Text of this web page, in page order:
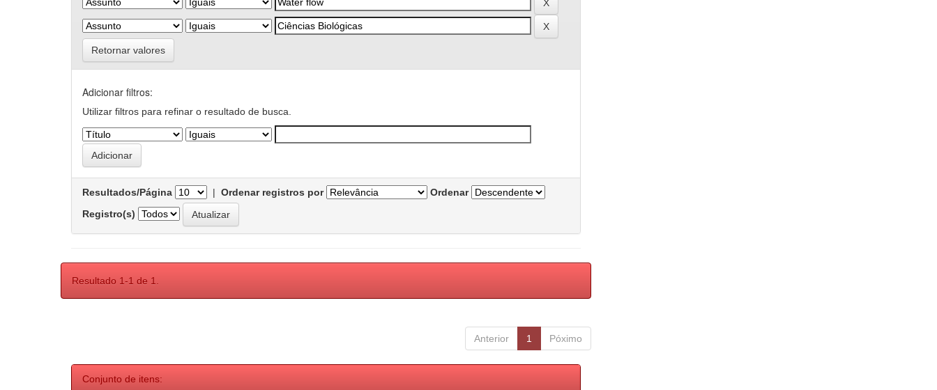
Retornar valores
Adicionar filtros:
Utilizar filtros para refinar o resultado de busca.
Resultados/Página | Ordenar registros por
Ordenar
Registro(s)
Resultado 1-1 de 1.
Anterior 1 Póximo
Conjunto de itens: